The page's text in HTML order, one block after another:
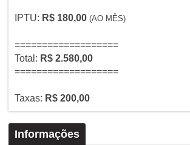
IPTU: R$ 180,00 (AO MÊS)
===================
Total: R$ 2.580,00
===================
Taxas: R$ 200,00
Informações